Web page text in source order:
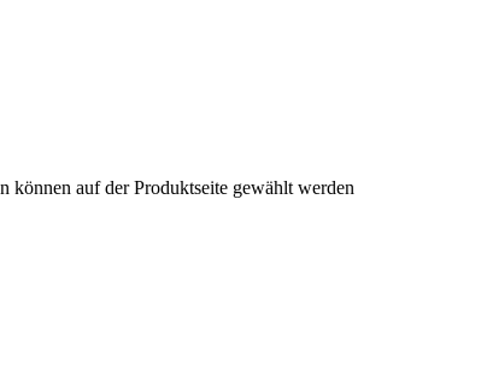
können auf der Produktseite gewählt werden